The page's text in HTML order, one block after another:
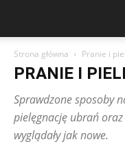
Strona główna Pranie i
PRANIE I
Sprawdzone sposoby
pielęgnację ubrań
wyglądały jak nowe.